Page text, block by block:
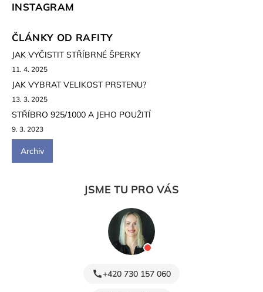
INSTAGRAM
ČLÁNKY OD RAFITY
JAK VYČISTIT STŘÍBRNÉ ŠPERKY
11. 4. 2025
JAK VYBRAT VELIKOST PRSTENU?
13. 3. 2025
STŘÍBRO 925/1000 A JEHO POUŽITÍ
9. 3. 2023
Archiv
JSME TU PRO VÁS
+420 730 157 060